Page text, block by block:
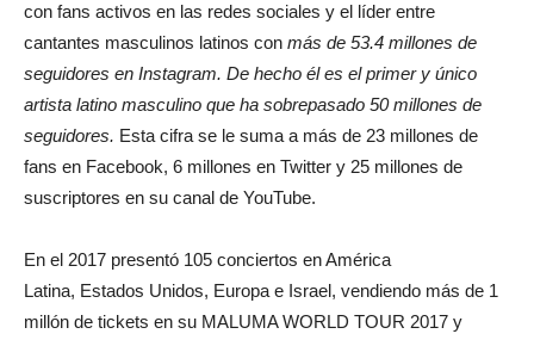
con fans activos en las redes sociales y el líder entre
cantantes masculinos latinos con más de 53.4 millones de
seguidores en Instagram. De hecho él es el primer y único
artista latino masculino que ha sobrepasado 50 millones de
seguidores. Esta cifra se le suma a más de 23 millones de
fans en Facebook, 6 millones en Twitter y 25 millones de
suscriptores en su canal de YouTube.
En el 2017 presentó 105 conciertos en América
Latina, Estados Unidos, Europa e Israel, vendiendo más de 1
millón de tickets en su MALUMA WORLD TOUR 2017 y